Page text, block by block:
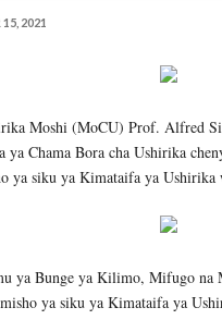
WA KITUO CHA KUONGEZA
NI MSINGI WA MAISHA
FCC KUWAFIKIA
KIELELEZO CHA
UBORA WA BIDHAA KUWA
KWENYE ZAO LA
2021
Moshi (MoCU) Prof. Alfred
ya Chama Bora cha Ushirika
ya siku ya Kimataifa ya
ya Bunge ya Kilimo, Mifugo na
ya siku ya Kimataifa ya